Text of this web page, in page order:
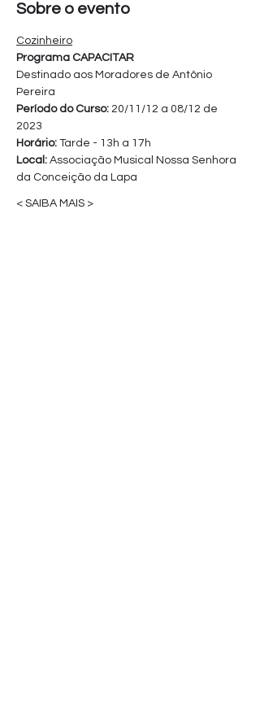
Sobre o evento
Cozinheiro
Programa CAPACITAR
Destinado aos Moradores de Antônio
Pereira
Período do Curso: 20/11/12 a 08/12 de
2023
Horário: Tarde - 13h a 17h
Local: Associação Musical Nossa Senhora
da Conceição da Lapa
< SAIBA MAIS >